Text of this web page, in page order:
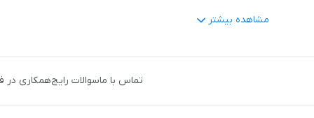
مشاهده بیشتر
دروس رسمی دبیرستان و پیش دانشگاهی،آموزش‌های تماس با ماسوالات رایجهمکاری در